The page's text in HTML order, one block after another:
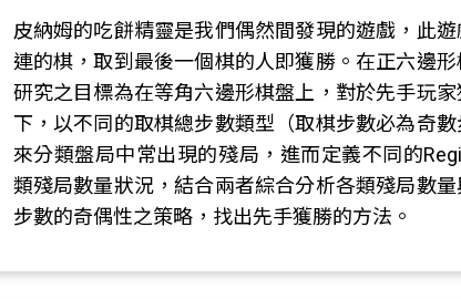
皮納姆的吃餅精靈是我們偶然間發現的遊戲，此
連的棋，取到最後一個棋的人即獲勝。在正六邊
研究之目標為在等角六邊形棋盤上，對於先手玩
下，以不同的取棋總步數類型（取棋步數必為奇
來分類盤局中常出現的殘局，進而定義不同的
類殘局數量狀況，結合兩者綜合分析各類殘局數
步數的奇偶性之策略，找出先手獲勝的方法。